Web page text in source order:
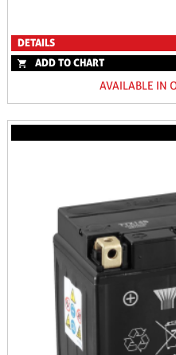
DETAILS
ADD TO CHART
AVAILABLE IN